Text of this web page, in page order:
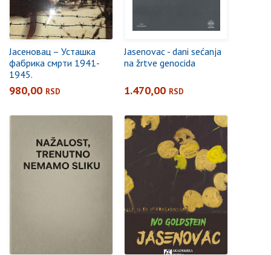
Јасеновац – Усташка
фабрика смрти 1941-
1945.
980,00 RSD
Jasenovac - dani sećanja
na žrtve genocida
1.470,00 RSD